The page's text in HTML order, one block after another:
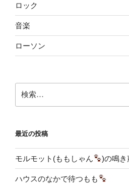
ロック
音楽
ローソン
索:
最近の投稿
モルモット(ももしゃん )の鳴き
ハウスのなかで待つもも